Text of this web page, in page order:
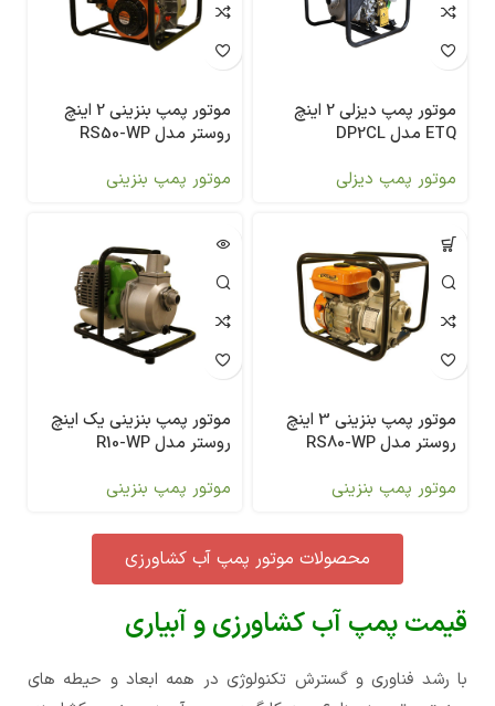
موتور پمپ دیزلی 2 اینچ
ETQ مدل DP2CL
موتور پمپ دیزلی
موتور پمپ بنزینی 2 اینچ
روستر مدل RS50-WP
موتور پمپ بنزینی
موتور پمپ بنزینی 3 اینچ
روستر مدل RS80-WP
موتور پمپ بنزینی
موتور پمپ بنزینی یک اینچ
روستر مدل R10-WP
موتور پمپ بنزینی
محصولات موتور پمپ آب کشاورزی
قیمت پمپ آب کشاورزی و آبیاری
با رشد فناوری و گسترش تکنولوژی در همه ابعاد و حیطه های